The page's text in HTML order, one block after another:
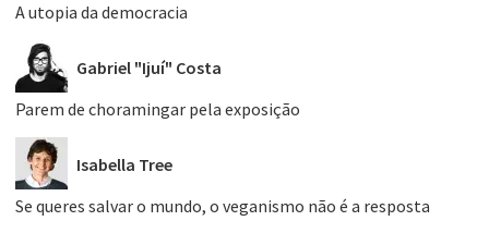
A utopia da democracia
Gabriel "Ijuí" Costa
Parem de choramingar pela exposição
Isabella Tree
Se queres salvar o mundo, o veganismo não é a resposta